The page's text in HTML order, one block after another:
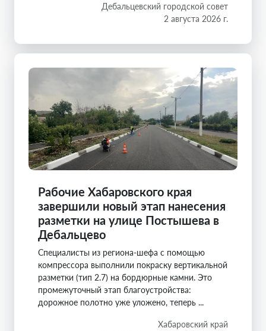
Дебальцевский городской совет
2 августа 2026 г.
Рабочие Хабаровского края
завершили новый этап нанесения
разметки на улице Постышева в
Дебальцево
Специалисты из региона-шефа с помощью
компрессора выполнили покраску вертикальной
разметки (тип 2.7) на бордюрные камни. Это
промежуточный этап благоустройства:
дорожное полотно уже уложено, теперь ...
Хабаровский край